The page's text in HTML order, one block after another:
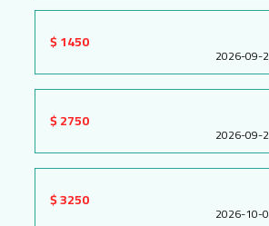
2026-09-
1450 $
2026-09-
2750 $
2026-10-
3250 $